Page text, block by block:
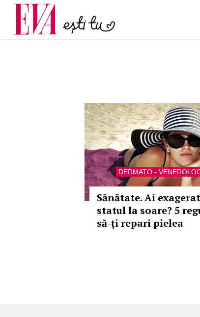
DERMATO -
Sănătate. Ai
statul la soare? 5
să-ţi repari pielea
Carieră
Actualitate
pe măsură